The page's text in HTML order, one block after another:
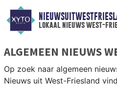
lokaal nieuws west-
ALGEMEEN NIEUWS
Op zoek naar algemeen
Nieuws uit West-Friesland